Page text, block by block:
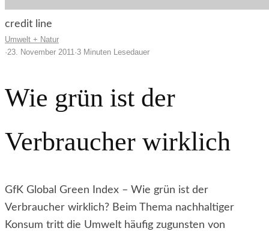
credit line
Umwelt + Natur
·23. November 2011·3 Minuten Lesedauer
Wie grün ist der
Verbraucher wirklich
GfK Global Green Index – Wie grün ist der
Verbraucher wirklich? Beim Thema nachhaltiger
Konsum tritt die Umwelt häufig zugunsten von